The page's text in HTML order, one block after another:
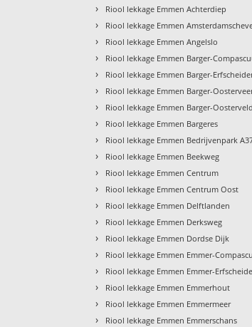
› Riool lekkage Emmen Achterdiep
› Riool lekkage Emmen
› Riool lekkage Emmen Angelslo
› Riool lekkage Emmen Barger-
› Riool lekkage Emmen Barger-
› Riool lekkage Emmen Barger-
› Riool lekkage Emmen Barger-Oosterveld
› Riool lekkage Emmen Bargeres
› Riool lekkage Emmen Bedrijvenpark
› Riool lekkage Emmen Beekweg
› Riool lekkage Emmen Centrum
› Riool lekkage Emmen Centrum Oost
› Riool lekkage Emmen Delftlanden
› Riool lekkage Emmen Derksweg
› Riool lekkage Emmen Dordse Dijk
› Riool lekkage Emmen Emmer-
› Riool lekkage Emmen Emmer-
› Riool lekkage Emmen Emmerhout
› Riool lekkage Emmen Emmermeer
› Riool lekkage Emmen Emmerschans